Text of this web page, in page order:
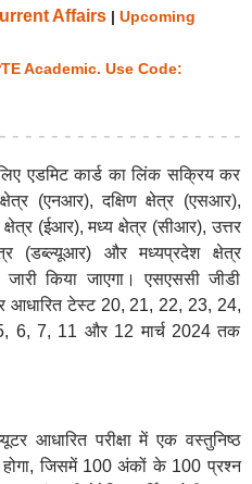
Affairs| Upcoming
Academic. Use Code:
एडमिट कार्ड का लिंक सक्रिय कर
(एनआर), दक्षिण क्षेत्र (एसआर),
(ईआर), मध्य क्षेत्र (सीआर), उत्तर
(डब्ल्यूआर) और मध्यप्रदेश क्षेत्र
किया जाएगा। एसएससी जीडी
आधारित टेस्ट 20, 21, 22, 23, 24,
6, 7, 11 और 12 मार्च 2024 तक
आधारित परीक्षा में एक वस्तुनिष्ठ
होगा, जिसमें 100 अंकों के 100 प्रश्न